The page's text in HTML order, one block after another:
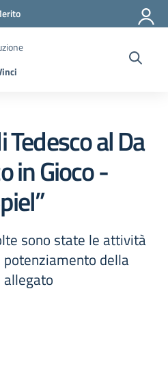
al Da
in Gioco -
sono state le attività
della
allegato